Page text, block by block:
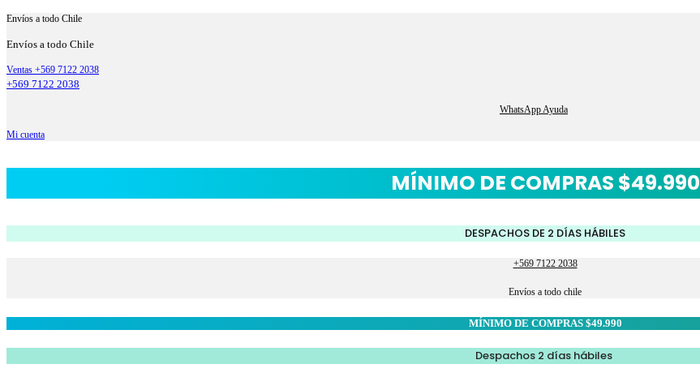
Envíos a todo Chile
Envíos a todo Chile
Ventas +569 7122 2038
+569 7122 2038
WhatsApp Ayuda
Mi cuenta
MÍNIMO DE COMPRAS $49.990
DESPACHOS DE 2 DÍAS HÁBILES
+569 7122 2038
Envíos a todo chile
MÍNIMO DE COMPRAS $49.990
Despachos 2 días hábiles